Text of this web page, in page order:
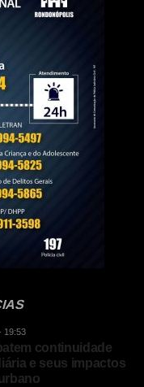
Igor Barreto,
o agronegócio, e do
os desafios
e ao manejo com
19:53
continuidade
e seus impactos